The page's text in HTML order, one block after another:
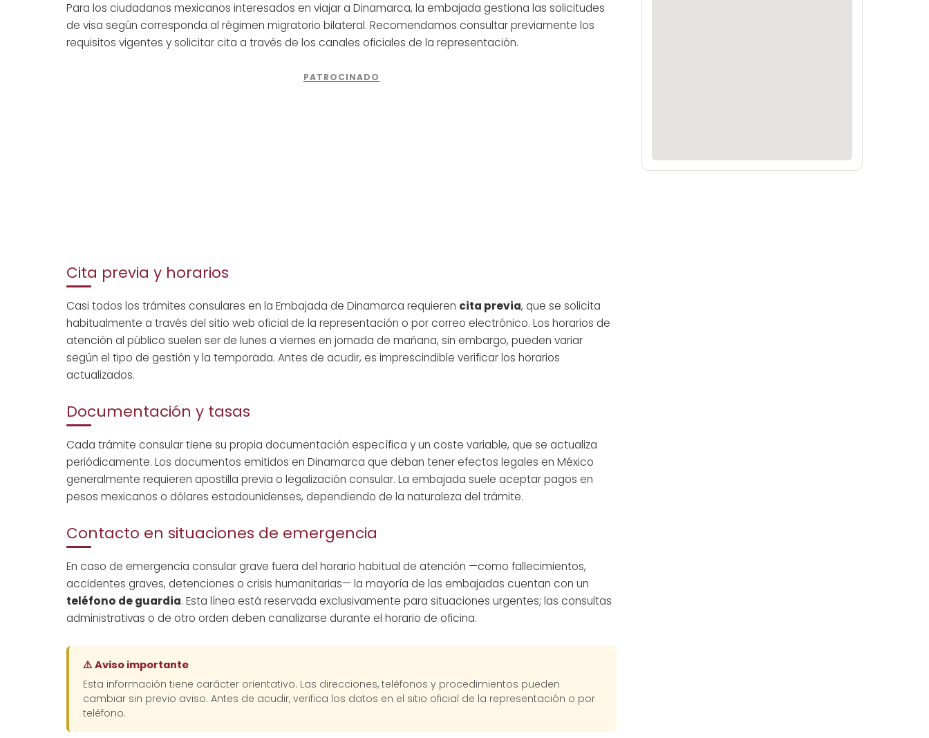
Para los ciudadanos mexicanos interesados en viajar a Dinamarca, la embajada gestiona las solicitudes
de visa según corresponda al régimen migratorio bilateral. Recomendamos consultar previamente los
requisitos vigentes y solicitar cita a través de los canales oficiales de la representación.
Cita previa y horarios
Casi todos los trámites consulares en la Embajada de Dinamarca requieren cita previa, que se solicita
habitualmente a través del sitio web oficial de la representación o por correo electrónico. Los horarios de
atención al público suelen ser de lunes a viernes en jornada de mañana, sin embargo, pueden variar
según el tipo de gestión y la temporada. Antes de acudir, es imprescindible verificar los horarios
actualizados.
Documentación y tasas
Cada trámite consular tiene su propia documentación específica y un coste variable, que se actualiza
periódicamente. Los documentos emitidos en Dinamarca que deban tener efectos legales en México
generalmente requieren apostilla previa o legalización consular. La embajada suele aceptar pagos en
pesos mexicanos o dólares estadounidenses, dependiendo de la naturaleza del trámite.
Contacto en situaciones de emergencia
En caso de emergencia consular grave fuera del horario habitual de atención —como fallecimientos,
accidentes graves, detenciones o crisis humanitarias— la mayoría de las embajadas cuentan con un
teléfono de guardia. Esta línea está reservada exclusivamente para situaciones urgentes; las consultas
administrativas o de otro orden deben canalizarse durante el horario de oficina.
⚠️ Aviso importante
Esta información tiene carácter orientativo. Las direcciones, teléfonos y procedimientos pueden
cambiar sin previo aviso. Antes de acudir, verifica los datos en el sitio oficial de la representación o por
teléfono.